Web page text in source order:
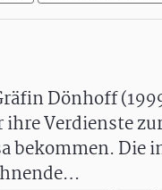
Dönhoff
Verdienste
bekommen. Die